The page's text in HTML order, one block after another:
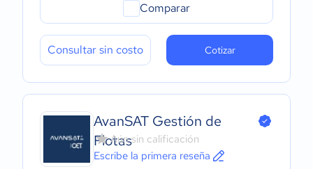
Comparar
Consultar sin costo Cotizar
AvanSAT Gestión de
Flotas
Aún sin calificación
Escribe la primera reseña